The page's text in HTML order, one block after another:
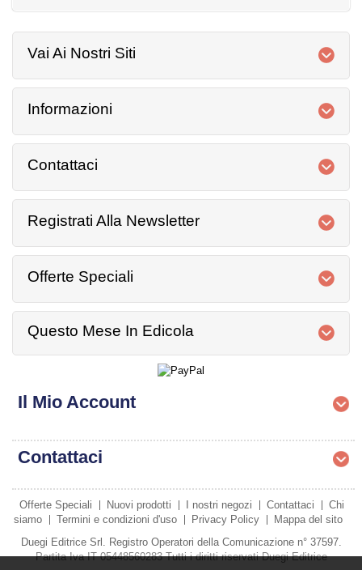
Vai Ai Nostri Siti
Informazioni
Contattaci
Registrati Alla Newsletter
Offerte Speciali
Questo Mese In Edicola
Il Mio Account
Contattaci
Offerte Speciali Nuovi prodotti I nostri negozi Contattaci
Chi
siamo
Termini e condizioni d'uso Privacy Policy
Mappa del sito
Duegi Editrice Srl. Registro Operatori della Comunicazione n° 37597.
Partita Iva IT 05448560283 Tutti i diritti riservati Duegi Editrice